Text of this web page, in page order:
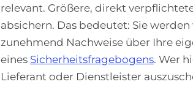
relevant. Größere, direkt
absichern. Das bedeutet: Sie
zunehmend Nachweise über Ihre
eines Sicherheitsfragebogens. Wer
Lieferant oder Dienstleister